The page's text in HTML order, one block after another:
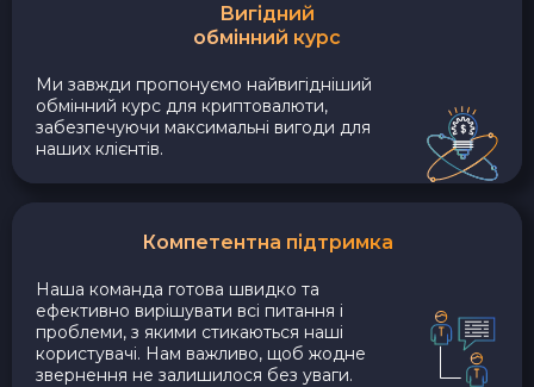
Вигідний
обмінний курс
Ми завжди пропонуємо найвигідніший
обмінний курс для криптовалюти,
забезпечуючи максимальні вигоди для
наших клієнтів.
Компетентна підтримка
Наша команда готова швидко та
ефективно вирішувати всі питання і
проблеми, з якими стикаються наші
користувачі. Нам важливо, щоб жодне
звернення не залишилося без уваги.